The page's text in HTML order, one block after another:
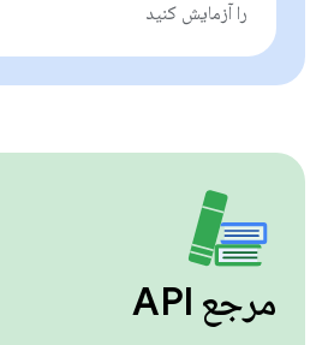
را آزمایش کنید
مرجع API